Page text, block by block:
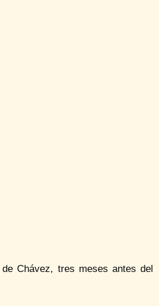
Chávez, tres meses antes del